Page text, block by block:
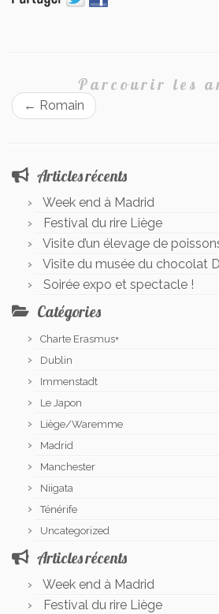
Parcourir les
← Romain
Articles récents
Week end à Madrid
Festival du rire Liège
Visite d’un élevage de
Visite du musée du chocolat
Soirée expo et spectacle !
Catégories
Charte Erasmus+
Dublin
Immenstadt
Le Japon
Liège/Waremme
Madrid
Manchester
Niigata
Ténérife
Uncategorized
Articles récents
Week end à Madrid
Festival du rire Liège